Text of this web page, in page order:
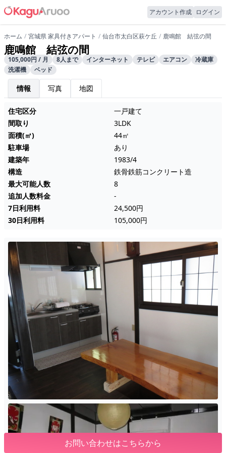
アカウント作成 ログイン
ホーム 宮城県 家具付きアパート 仙台市太白区萩ケ丘 鹿鳴館 結弦の間
鹿鳴館 結弦の間
105,000円 / 月 8人まで インターネット テレビ エアコン
冷蔵庫
洗濯機
ベッド
情報 写真 地図
住宅区分
一戸建て
間取り
3LDK
面積(㎡)
44㎡
駐車場
あり
建築年
1983/4
構造
鉄骨鉄筋コンクリート造
最大可能人数
8
追加人数料金
-
7日利用料
24,500円
30日利用料
105,000円
お問い合わせはこちらから